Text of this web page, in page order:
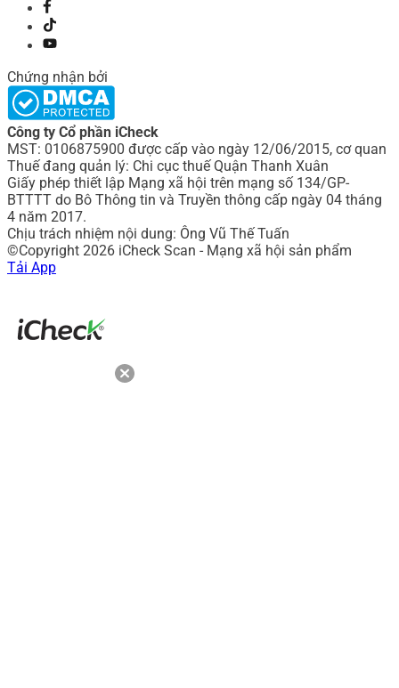
Chứng nhận bởi
Công ty Cổ phần iCheck
MST: 0106875900 được cấp vào ngày 12/06/2015, cơ quan
Thuế đang quản lý: Chi cục thuế Quận Thanh Xuân
Giấy phép thiết lập Mạng xã hội trên mạng số 134/GP-
BTTTT do Bô Thông tin và Truyền thông cấp ngày 04 tháng
4 năm 2017.
Chịu trách nhiệm nội dung: Ông Vũ Thế Tuấn
©Copyright 2026 iCheck Scan - Mạng xã hội sản phẩm
Tải App